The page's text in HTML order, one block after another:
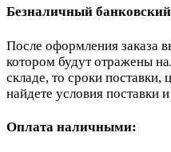
Безналичный
После оформления заказа
котором будут отражены
складе, то сроки
найдете условия поставки
Оплата наличными: